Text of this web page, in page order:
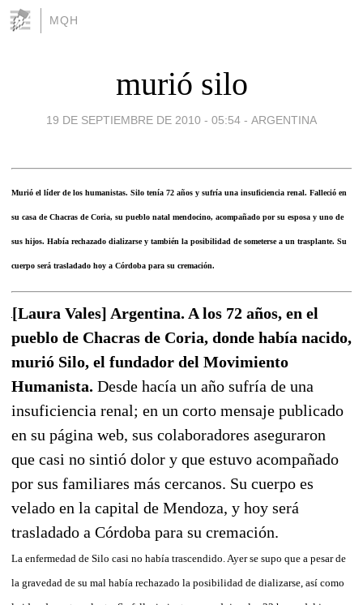
MQH
murió silo
19 DE SEPTIEMBRE DE 2010 - 05:54 - ARGENTINA
Murió el líder de los humanistas. Silo tenía 72 años y sufría una insuficiencia renal. Falleció en
su casa de Chacras de Coria, su pueblo natal mendocino, acompañado por su esposa y uno de
sus hijos. Había rechazado dializarse y también la posibilidad de someterse a un trasplante. Su
cuerpo será trasladado hoy a Córdoba para su cremación.
[Laura Vales] Argentina. A los 72 años, en el
pueblo de Chacras de Coria, donde había nacido,
murió Silo, el fundador del Movimiento
Humanista. Desde hacía un año sufría de una
insuficiencia renal; en un corto mensaje publicado
en su página web, sus colaboradores aseguraron
que casi no sintió dolor y que estuvo acompañado
por sus familiares más cercanos. Su cuerpo es
velado en la capital de Mendoza, y hoy será
trasladado a Córdoba para su cremación.
La enfermedad de Silo casi no había trascendido. Ayer se supo que a pesar de
la gravedad de su mal había rechazado la posibilidad de dializarse, así como